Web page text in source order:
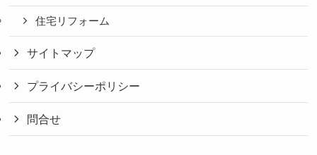
住宅リフォーム
サイトマップ
プライバシーポリシー
問合せ